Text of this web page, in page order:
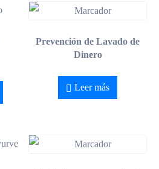
Prevención de Lavado de
Dinero
Leer más